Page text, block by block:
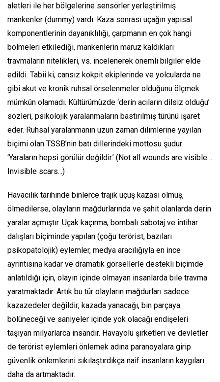
aletleri ile her bölgelerine sensörler yerleştirilmiş
mankenler (dummy) vardı. Kaza sonrası uçağın yapısal
komponentlerinin dayanıklılığı, çarpmanın en çok hangi
bölmeleri etkilediği, mankenlerin maruz kaldıkları
travmaların nitelikleri, vs. incelenerek önemli bilgiler elde
edildi. Tabii ki, cansız kokpit ekiplerinde ve yolcularda ne
gibi akut ve kronik ruhsal örselenmeler olduğunu ölçmek
mümkün olamadı. Kültürümüzde ‘derin acıların dilsiz olduğu’
sözleri, psikolojik yaralanmaların bastırılmış türünü işaret
eder. Ruhsal yaralanmanın uzun zaman dilimlerine yayılan
biçimi olan TSSB’nin batı dillerindeki mottosu şudur:
‘Yaraların hepsi görülür değildir.’ (Not all wounds are visible…
Invisible scars...)
Havacılık tarihinde binlerce trajik uçuş kazası olmuş,
ölmedilerse, olayların mağdurlarında ve şahit olanlarda derin
yaralar açmıştır. Uçak kaçırma, bombalı sabotaj ve intihar
dalışları biçiminde yapılan (çoğu terörist, bazıları
psikopatolojik) eylemler, medya aracılığıyla en ince
ayrıntısına kadar ve dramatik görsellerle destekli biçimde
anlatıldığı için, olayın içinde olmayan insanlarda bile travma
yaratmaktadır. Artık bu tür olayların mağdurları sadece
kazazedeler değildir; kazada yanacağı, bin parçaya
bölüneceği ve saniyeler içinde yok olacağı endişeleri
taşıyan milyarlarca insandır. Havayolu şirketleri ve devletler
de terörist eylemleri önlemek adına paranoyalara girip
güvenlik önlemlerini sıkılaştırdıkça naif insanların kaygıları
daha da artmaktadır.